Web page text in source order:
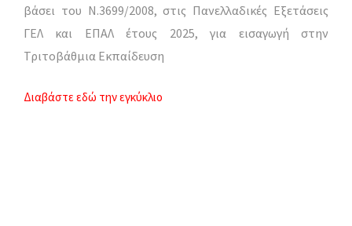
βάσει του Ν.3699/2008, στις Πανελλαδικές Εξετάσεις
ΓΕΛ και ΕΠΑΛ έτους 2025, για εισαγωγή στην
Τριτοβάθμια Εκπαίδευση
Διαβάστε εδώ την εγκύκλιο